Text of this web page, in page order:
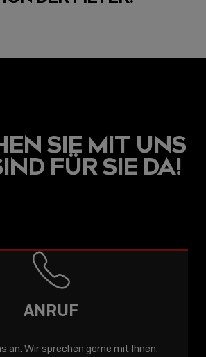
LANGE
AKTIVE
FÜR
GBIT/S BIS
SIE MIT UNS
FÜR SIE DA!
ANRUF
an. Wir sprechen gerne mit Ihnen.